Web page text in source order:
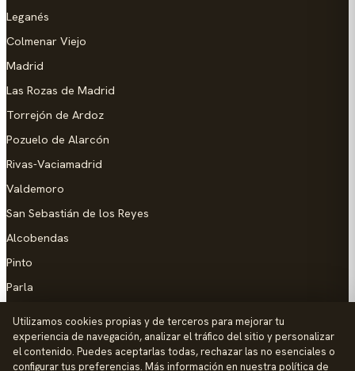
Leganés
Colmenar Viejo
Madrid
Las Rozas de Madrid
Torrejón de Ardoz
Pozuelo de Alarcón
Rivas-Vaciamadrid
Valdemoro
San Sebastián de los Reyes
Alcobendas
Pinto
Parla
AYUDA
Utilizamos cookies propias y de terceros para mejorar tu
experiencia de navegación, analizar el tráfico del sitio y personalizar
el contenido. Puedes aceptarlas todas, rechazar las no esenciales o
configurar tus preferencias. Más información en nuestra política de